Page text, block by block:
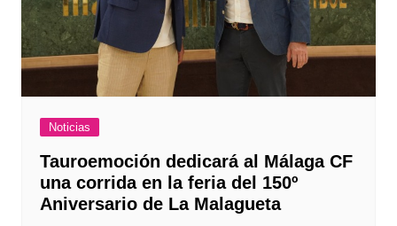
Noticias
Tauroemoción dedicará al Málaga CF
una corrida en la feria del 150º
Aniversario de La Malagueta